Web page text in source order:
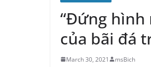
“Đứng hình
của bãi đá
March 30, 2021 msBich